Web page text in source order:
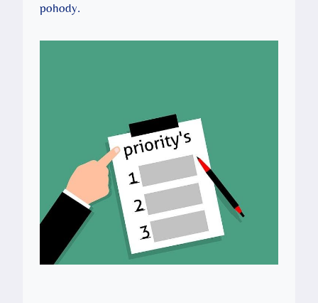
pohody.